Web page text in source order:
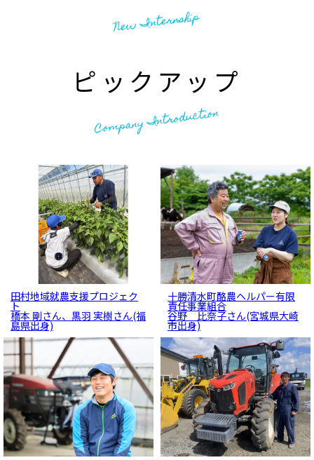
New Internship
ピックアップ
Company Introduction
先輩インタビュー
田村地域就農支援プロジェク
ト
橋本 剛さん、黒羽 実樹さん(福
島県出身)
先輩インタビュー
十勝清水町酪農ヘルパー有限
責任事業組合
谷野 比奈子さん(宮城県大崎
市出身)